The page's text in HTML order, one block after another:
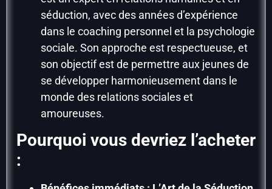
séduction, avec des années d’expérience
dans le coaching personnel et la psychologie
sociale. Son approche est respectueuse, et
son objectif est de permettre aux jeunes de
se développer harmonieusement dans le
monde des relations sociales et
amoureuses.
Pourquoi vous devriez l’acheter
: